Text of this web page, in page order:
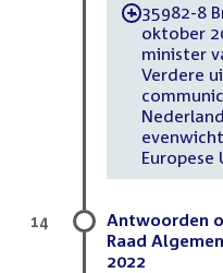
-35982-8
oktober
minister
Verdere
Europese
Antwoorden
Raad
2022
14